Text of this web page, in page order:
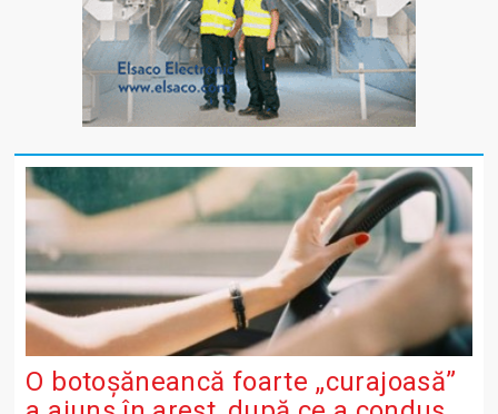
O botoșăneancă foarte „curajoasă”